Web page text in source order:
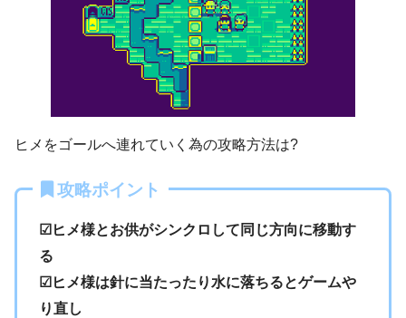
ヒメをゴールへ連れていく為の攻略方法は?
攻略ポイント
☑ヒメ様とお供がシンクロして同じ方向に移動す
る
☑ヒメ様は針に当たったり水に落ちるとゲームや
り直し